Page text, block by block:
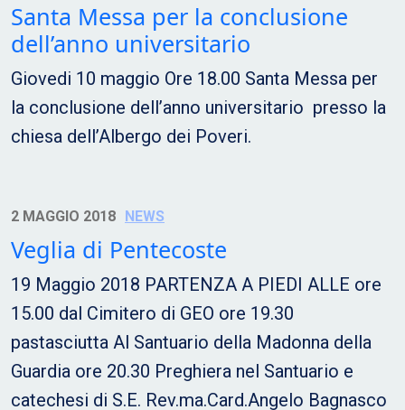
Santa Messa per la conclusione
dell’anno universitario
Giovedi 10 maggio Ore 18.00 Santa Messa per
la conclusione dell’anno universitario presso la
chiesa dell’Albergo dei Poveri.
2 MAGGIO 2018 NEWS
Veglia di Pentecoste
19 Maggio 2018 PARTENZA A PIEDI ALLE ore
15.00 dal Cimitero di GEO ore 19.30
pastasciutta Al Santuario della Madonna della
Guardia ore 20.30 Preghiera nel Santuario e
catechesi di S.E. Rev.ma.Card.Angelo Bagnasco